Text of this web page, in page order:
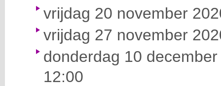
vrijdag 20 november
vrijdag 27 november
donderdag 10
12:00